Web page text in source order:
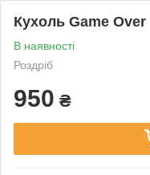
Кухоль Game Over
В наявності
Роздріб
950 ₴